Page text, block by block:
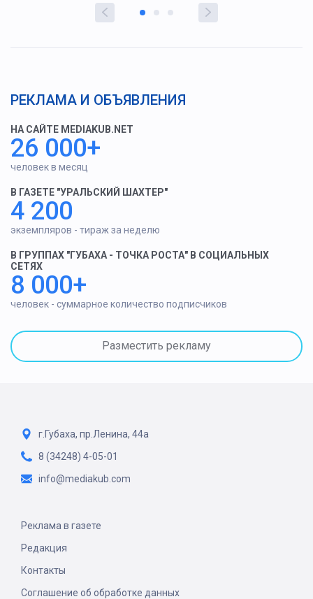
РЕКЛАМА И ОБЪЯВЛЕНИЯ
НА САЙТЕ MEDIAKUB.NET
26 000+
человек в месяц
В ГАЗЕТЕ "УРАЛЬСКИЙ ШАХТЕР"
4 200
экземпляров - тираж за неделю
В ГРУППАХ "ГУБАХА - ТОЧКА РОСТА" В СОЦИАЛЬНЫХ
СЕТЯХ
8 000+
человек - суммарное количество подписчиков
Разместить рекламу
г.Губаха, пр.Ленина, 44а
8 (34248) 4-05-01
info@mediakub.com
Реклама в газете
Редакция
Контакты
Соглашение об обработке данных